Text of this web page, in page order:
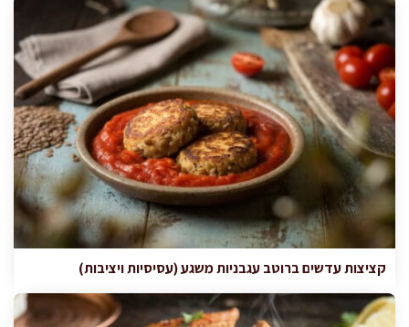
קציצות עדשים ברוטב עגבניות משגע (עסיסיות ויציבות)